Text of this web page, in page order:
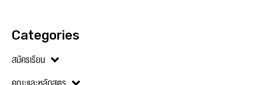
Categories
สมัครเรียน